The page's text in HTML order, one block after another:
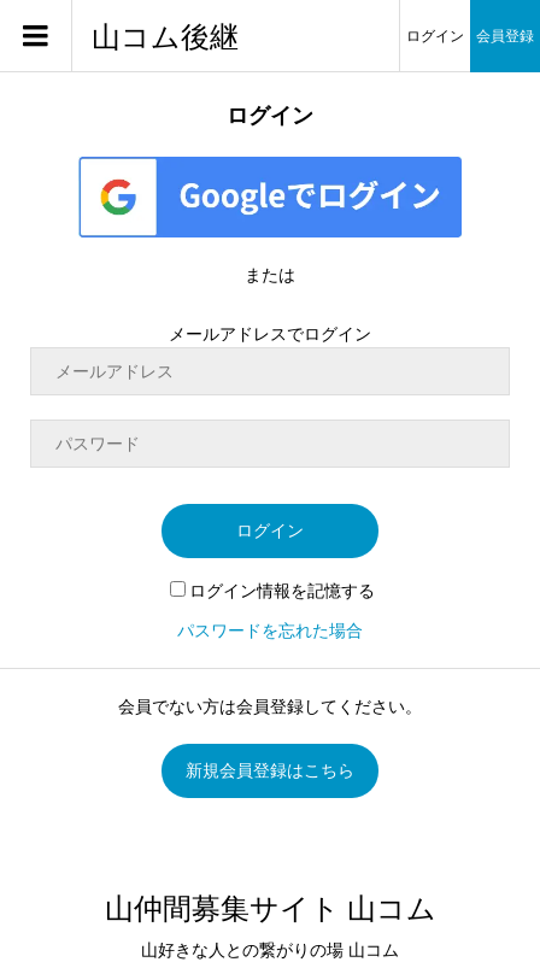
山コム後継 ログイン 会員登録
ログイン
または
メールアドレスでログイン
ログイン
ログイン情報を記憶する
パスワードを忘れた場合
会員でない方は会員登録してください。
新規会員登録はこちら
山仲間募集サイト 山コム
山好きな人との繋がりの場 山コム